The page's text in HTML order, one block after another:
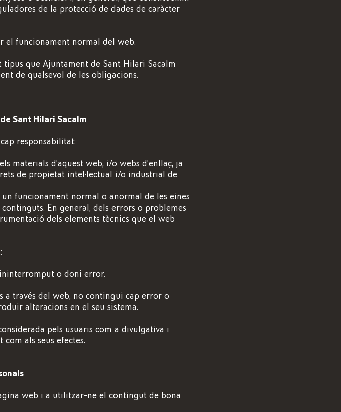
de la protecció de dades de caràcter
el funcionament normal del web.
tipus que Ajuntament de Sant Hilari Sacalm
de qualsevol de les obligacions.
Sant Hilari Sacalm
responsabilitat:
materials d’aquest web, i/o webs d’enllaç, ja
de propietat intel·lectual i/o industrial de
funcionament normal o anormal de les eines
En general, dels errors o problemes
dels elements tècnics que el web
ininterromput o doni error.
a través del web, no contingui cap error o
alteracions en el seu sistema.
pels usuaris com a divulgativa i
als seus efectes.
web i a utilitzar-ne el contingut de bona